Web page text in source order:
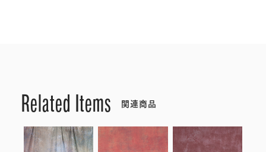
Related Items 関連商品